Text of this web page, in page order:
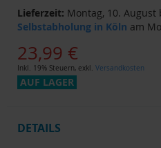
Lieferzeit: Montag, 10.
Selbstabholung in Köln am
23,99 €
Inkl. 19% Steuern, exkl. Versandkosten
AUF LAGER
DETAILS